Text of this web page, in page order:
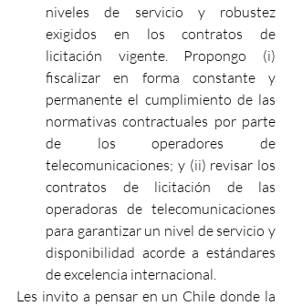
niveles de servicio y robustez
exigidos en los contratos de
licitación vigente. Propongo (i)
fiscalizar en forma constante y
permanente el cumplimiento de las
normativas contractuales por parte
de los operadores de
telecomunicaciones; y (ii) revisar los
contratos de licitación de las
operadoras de telecomunicaciones
para garantizar un nivel de servicio y
disponibilidad acorde a estándares
de excelencia internacional.
Les invito a pensar en un Chile donde la